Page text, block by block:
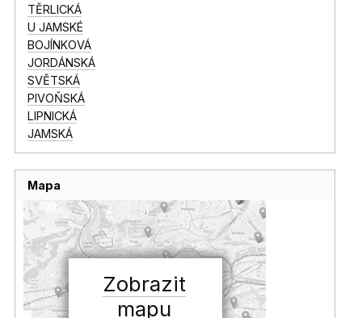
TĚRLICKÁ
U JAMSKÉ
BOJÍNKOVÁ
JORDÁNSKÁ
SVĚTSKÁ
PIVOŇSKÁ
LIPNICKÁ
JAMSKÁ
Mapa
Zobrazit
mapu